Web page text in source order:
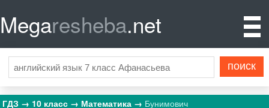
Megaresheba.net
ГДЗ 10 класс Математика Бунимович